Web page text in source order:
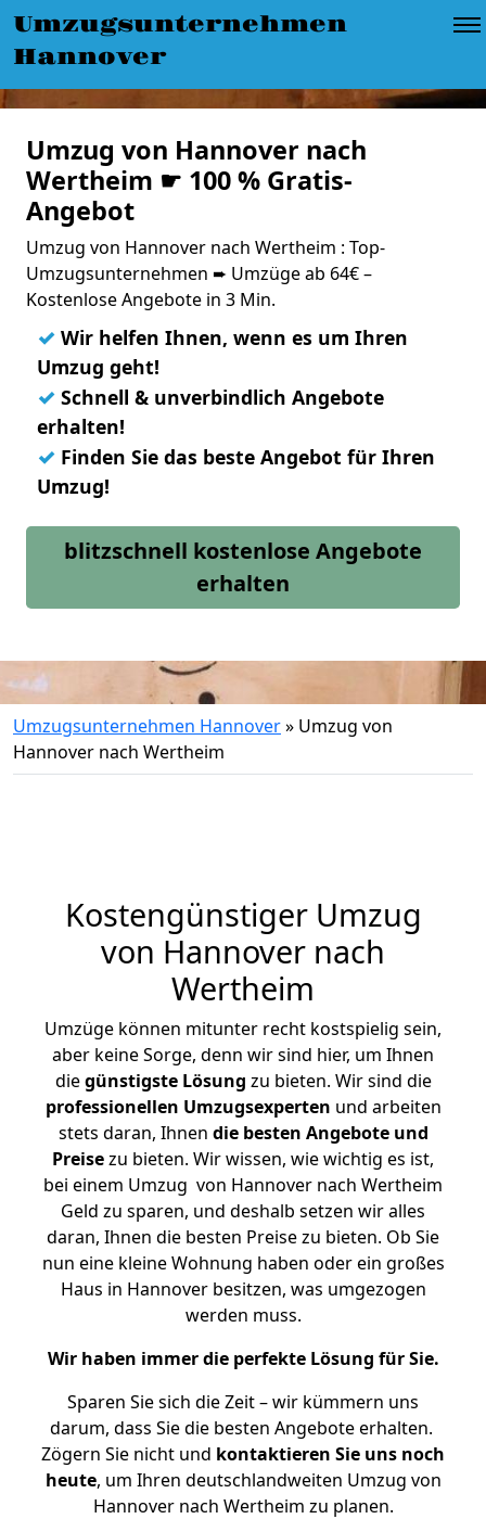
Umzugsunternehmen
Hannover
Umzug von Hannover nach
Wertheim ☛ 100 % Gratis-
Angebot
Umzug von Hannover nach Wertheim : Top-
Umzugsunternehmen ➨ Umzüge ab 64€ –
Kostenlose Angebote in 3 Min.
✓ Wir helfen Ihnen, wenn es um Ihren
Umzug geht!
✓ Schnell & unverbindlich Angebote
erhalten!
✓ Finden Sie das beste Angebot für Ihren
Umzug!
blitzschnell kostenlose Angebote
erhalten
Umzugsunternehmen Hannover» Umzug von
Hannover nach Wertheim
Kostengünstiger Umzug
von Hannover nach
Wertheim
Umzüge können mitunter recht kostspielig sein,
aber keine Sorge, denn wir sind hier, um Ihnen
diegünstigste Lösung zu bieten. Wir sind die
professionellen Umzugsexperten und arbeiten
stets daran, Ihnen die besten Angebote und
Preisezu bieten. Wir wissen, wie wichtig es ist,
bei einem Umzug von Hannover nach Wertheim
Geld zu sparen, und deshalb setzen wir alles
daran, Ihnen die besten Preise zu bieten. Ob Sie
nun eine kleine Wohnung haben oder ein großes
Haus in Hannover besitzen, was umgezogen
werden muss.
Wir haben immer die perfekte Lösung für Sie.
Sparen Sie sich die Zeit – wir kümmern uns
darum, dass Sie die besten Angebote erhalten.
Zögern Sie nicht und kontaktieren Sie uns noch
heute, um Ihren deutschlandweiten Umzug von
Hannover nach Wertheim zu planen.